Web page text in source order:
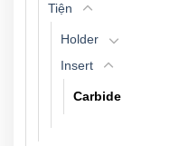
Tiện
Holder
Insert
Carbide